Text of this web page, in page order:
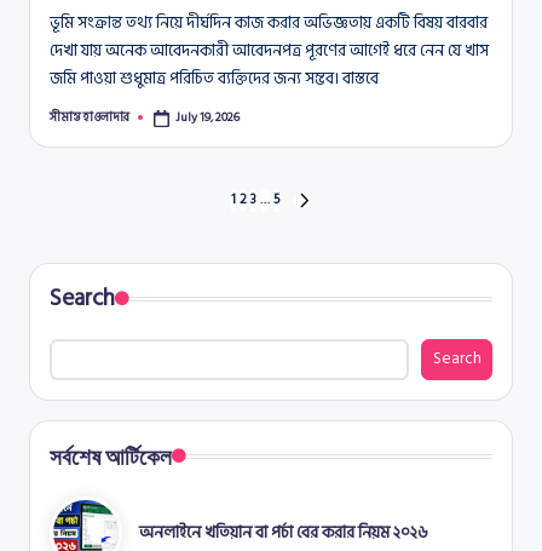
ভূমি সংক্রান্ত তথ্য নিয়ে দীর্ঘদিন কাজ করার অভিজ্ঞতায় একটি বিষয় বারবার
দেখা যায় অনেক আবেদনকারী আবেদনপত্র পূরণের আগেই ধরে নেন যে খাস
জমি পাওয়া শুধুমাত্র পরিচিত ব্যক্তিদের জন্য সম্ভব। বাস্তবে
Posted
সীমান্ত হাওলাদার July 19, 2026
pagination
123…5
Search
Search
সর্বশেষ আর্টিকেল
অনলাইনে খতিয়ান বা পর্চা বের করার নিয়ম ২০২৬